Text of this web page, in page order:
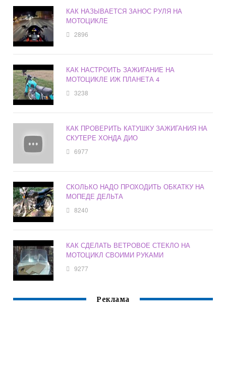
КАК НАЗЫВАЕТСЯ ЗАНОС РУЛЯ НА
МОТОЦИКЛЕ
2896
КАК НАСТРОИТЬ ЗАЖИГАНИЕ НА
МОТОЦИКЛЕ ИЖ ПЛАНЕТА 4
3238
КАК ПРОВЕРИТЬ КАТУШКУ ЗАЖИГАНИЯ НА
СКУТЕРЕ ХОНДА ДИО
6977
СКОЛЬКО НАДО ПРОХОДИТЬ ОБКАТКУ НА
МОПЕДЕ ДЕЛЬТА
8240
КАК СДЕЛАТЬ ВЕТРОВОЕ СТЕКЛО НА
МОТОЦИКЛ СВОИМИ РУКАМИ
9277
Реклама